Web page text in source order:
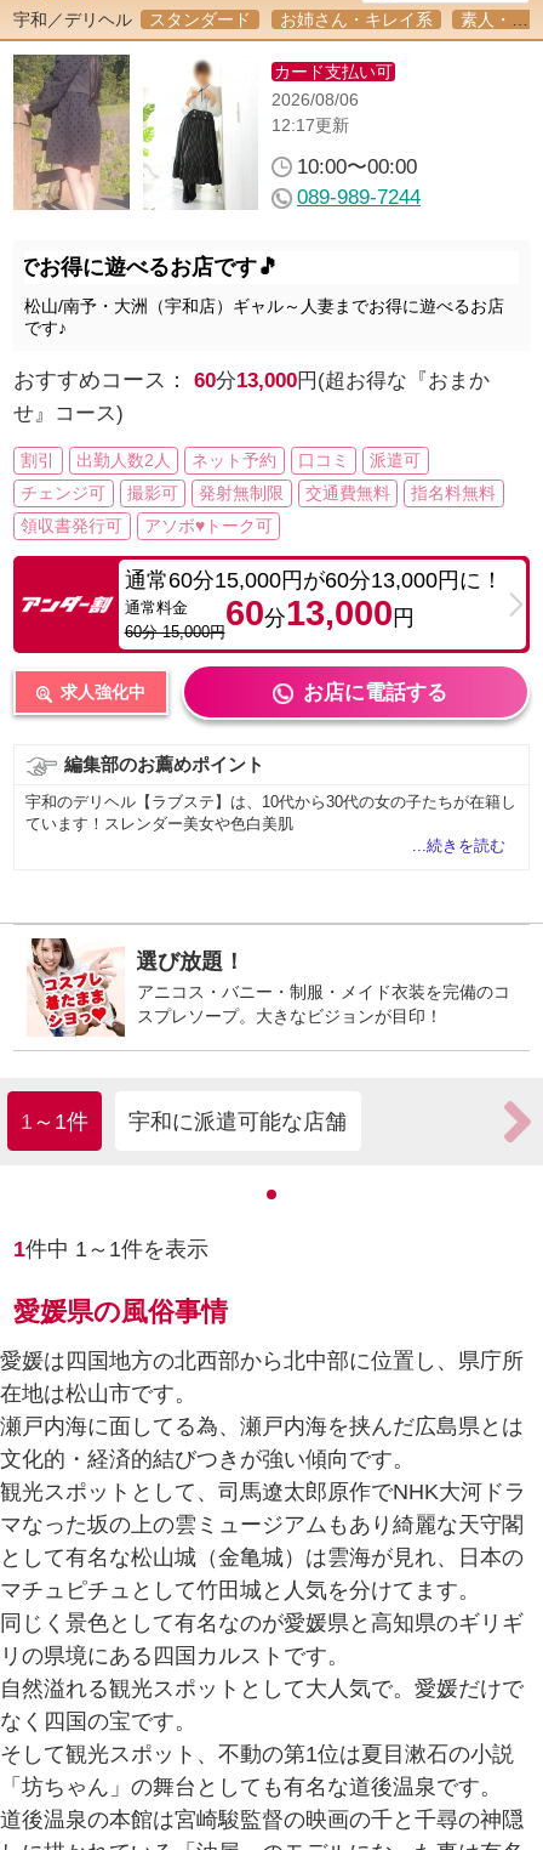
宇和／デリヘル スタンダード お姉さん・キレイ系 素人・未経験
カード支払い可
2026/08/06
12:17更新
10:00〜00:00
089-989-7244
に遊べるお店です🎵
松山/南予・大洲（宇和店）ギャル～人妻までお得に遊べるお店
です♪
おすすめコース：60分13,000円(超お得な『おまか
せ』コース)
割引 出勤人数2人 ネット予約 口コミ
派遣可
チェンジ可
撮影可 発射無制限 交通費無料
指名料無料
領収書発行可
アソボ♥トーク可
通常60分15,000円が60分13,000円に！
通常料金
60分 15,000円60分13,000円
求人強化中 お店に電話する
編集部のお薦めポイント
宇和のデリヘル【ラブステ】は、10代から30代の女の子たちが在籍し
ています！スレンダー美女や色白美肌
...続きを読む
スプレ選び放題！
アニコス・バニー・制服・メイド衣装を完備のコ
スプレソープ。大きなビジョンが目印！
1～1件 宇和に派遣可能な店舗
1件中 1 ～ 1件を表示
愛媛県の風俗事情
愛媛は四国地方の北西部から北中部に位置し、県庁所
在地は松山市です。
瀬戸内海に面してる為、瀬戸内海を挟んだ広島県とは
文化的・経済的結びつきが強い傾向です。
観光スポットとして、司馬遼太郎原作でNHK大河ドラ
マ‎なった坂の上の雲ミュージアムもあり綺麗な天守閣
として有名な松山城（金亀城）は雲海が見れ、日本の
マチュピチュとして竹田城と人気を分けてます。
同じく景色として有名なのが愛媛県と高知県のギリギ
リの県境にある四国カルストです。
自然溢れる観光スポットとして大人気で。愛媛だけで
なく四国の宝です。
そして観光スポット、不動の第1位は夏目漱石の小説
「坊ちゃん」の舞台としても有名な道後温泉です。
道後温泉の本館は宮崎駿監督の映画の千と千尋の神隠